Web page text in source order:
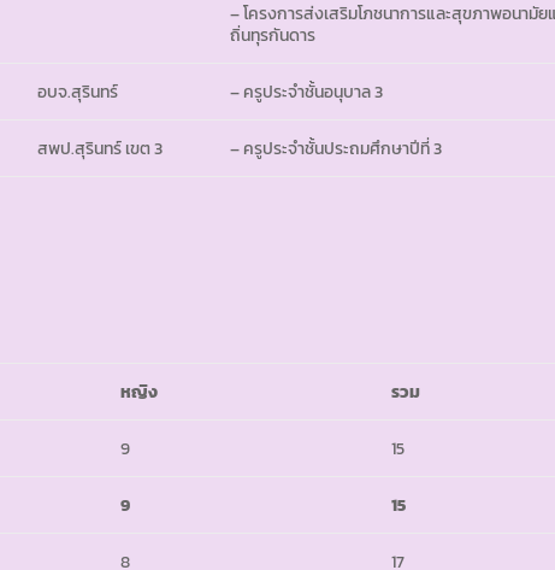
– โครงการส่งเสริมโภชนาการและสุขภาพอนามัย
ถิ่นทุรกันดาร
อบจ.สุรินทร์ – ครูประจำชั้นอนุบาล 3
สพป.สุรินทร์ เขต 3 – ครูประจำชั้นประถมศึกษาปีที่ 3
หญิง รวม
9 15
9 15
8 17